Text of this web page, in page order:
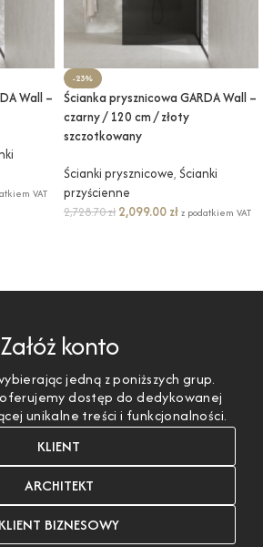
Wall –
VAT
-23%
Ścianka prysznicowa GARDA Wall –
czarny / 120 cm / złoty
szczotkowany
Ścianki prysznicowe, Ścianki
przyścienne
2,728.70zł 2,099.00 złz podatkiem VAT
Załóż konto
jedną z poniższych grup.
dostęp do dedykowanej
unikalne treści i funkcjonalności.
KLIENT
ARCHITEKT
KLIENT BIZNESOWY